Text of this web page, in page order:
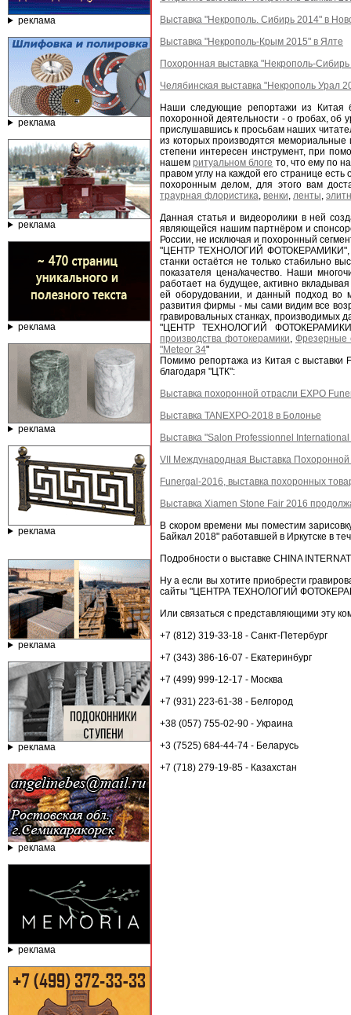
реклама
реклама
реклама
реклама
реклама
реклама
реклама
реклама
реклама
реклама
Выставка "Некрополь. Сибирь 2014" в
Выставка "Некрополь-Крым 2015" в Ялте
Похоронная выставка "Некрополь-
Челябинская выставка "Некрополь Урал
Наши следующие репортажи из Китая
похоронной деятельности - о гробах, об
прислушавшись к просьбам наших
из которых производятся
степени интересен инструмент, при
нашемритуальном блоге то, что ему по
правом углу на каждой его странице
похоронным делом, для этого вам
траурная флористика, венки, ленты,
Данная статья и видеоролики в ней
являющейся нашим партнёром и
России, не исключая и похоронный
"ЦЕНТР ТЕХНОЛОГИЙ ФОТОКЕРАМИКИ", он
станки остаётся не только стабильно
показателя цена/качество. Наши
работает на будущее, активно
ей оборудовании, и данный подход во
развития фирмы - мы сами видим все
гравировальных станках, производимых
"ЦЕНТР ТЕХНОЛОГИЙ
производства фотокерамики, Фрезерные
"Meteor 34"
Помимо репортажа из Китая с выставки
благодаря "ЦТК":
Выставка похоронной отрасли EXPO
Выставка TANEXPO-2018 в Болонье
Выставка "Salon Professionnel
VII Международная Выставка
Funergal-2016, выставка похоронных
Выставка Xiamen Stone Fair 2016
В скором времени мы поместим
Байкал 2018" работавшей в Иркутске в
Подробности о выставке CHINA
Ну а если вы хотите приобрести
сайты "ЦЕНТРА ТЕХНОЛОГИЙ
Или связаться с представляющими эту
+7 (812) 319-33-18 - Санкт-Петербург
+7 (343) 386-16-07 - Екатеринбург
+7 (499) 999-12-17 - Москва
+7 (931) 223-61-38 - Белгород
+38 (057) 755-02-90 - Украина
+3 (7525) 684-44-74 - Беларусь
+7 (718) 279-19-85 - Казахстан